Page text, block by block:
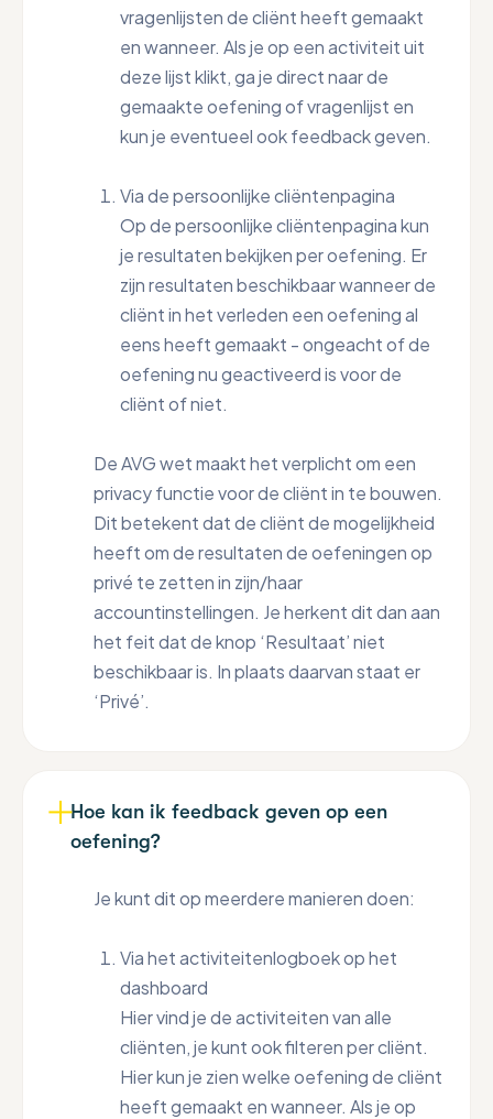
vragenlijsten de cliënt heeft gemaakt
en wanneer. Als je op een activiteit uit
deze lijst klikt, ga je direct naar de
gemaakte oefening of vragenlijst en
kun je eventueel ook feedback geven.
Via de persoonlijke cliëntenpagina
Op de persoonlijke cliëntenpagina kun
je resultaten bekijken per oefening. Er
zijn resultaten beschikbaar wanneer de
cliënt in het verleden een oefening al
eens heeft gemaakt - ongeacht of de
oefening nu geactiveerd is voor de
cliënt of niet.
De AVG wet maakt het verplicht om een
privacy functie voor de cliënt in te bouwen.
Dit betekent dat de cliënt de mogelijkheid
heeft om de resultaten de oefeningen op
privé te zetten in zijn/haar
accountinstellingen. Je herkent dit dan aan
het feit dat de knop ‘Resultaat’ niet
beschikbaar is. In plaats daarvan staat er
‘Privé’.
Hoe kan ik feedback geven op een
oefening?
Je kunt dit op meerdere manieren doen:
Via het activiteitenlogboek op het
dashboard
Hier vind je de activiteiten van alle
cliënten, je kunt ook filteren per cliënt.
Hier kun je zien welke oefening de cliënt
heeft gemaakt en wanneer. Als je op